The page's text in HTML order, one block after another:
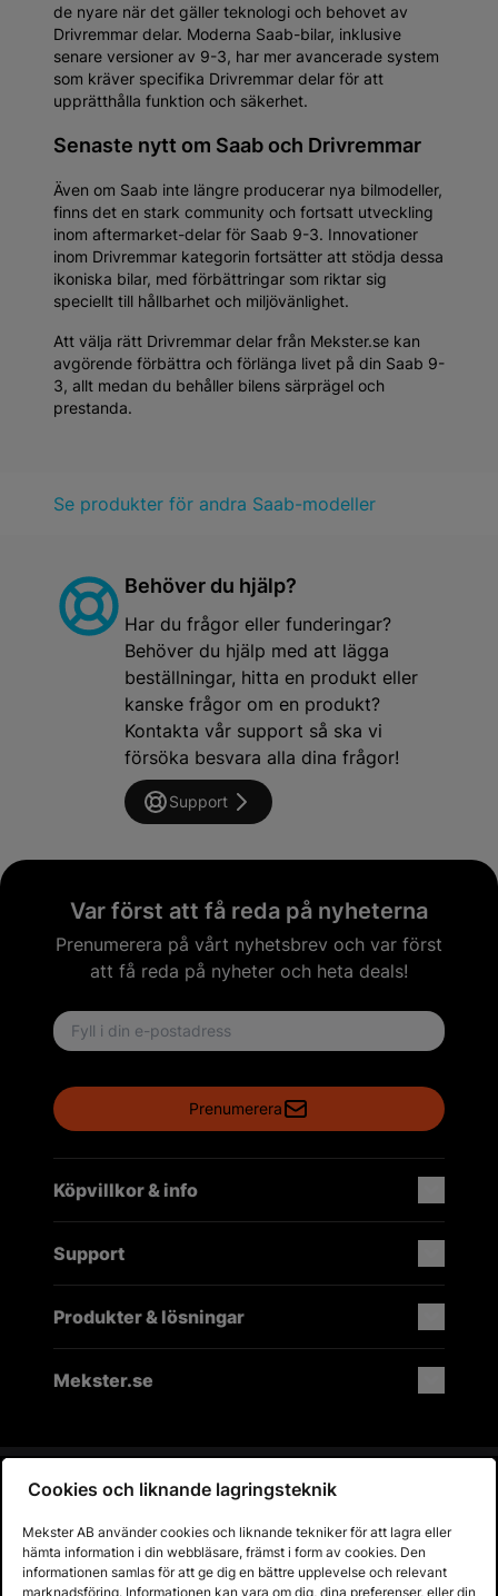
de nyare när det gäller teknologi och behovet av
Drivremmar delar. Moderna Saab-bilar, inklusive
senare versioner av 9-3, har mer avancerade system
som kräver specifika Drivremmar delar för att
upprätthålla funktion och säkerhet.
Senaste nytt om Saab och Drivremmar
Även om Saab inte längre producerar nya bilmodeller,
finns det en stark community och fortsatt utveckling
inom aftermarket-delar för Saab 9-3. Innovationer
inom Drivremmar kategorin fortsätter att stödja dessa
ikoniska bilar, med förbättringar som riktar sig
speciellt till hållbarhet och miljövänlighet.
Att välja rätt Drivremmar delar från Mekster.se kan
avgörende förbättra och förlänga livet på din Saab 9-
3, allt medan du behåller bilens särprägel och
prestanda.
Se produkter för andra Saab-modeller
Behöver du hjälp?
Har du frågor eller funderingar?
Behöver du hjälp med att lägga
beställningar, hitta en produkt eller
kanske frågor om en produkt?
Kontakta vår support så ska vi
försöka besvara alla dina frågor!
Support
Var först att få reda på nyheterna
Prenumerera på vårt nyhetsbrev och var först
att få reda på nyheter och heta deals!
Email address
Prenumerera
Köpvillkor & info
Support
Produkter & lösningar
Mekster.se
Prisgaranti på reservdelar
60 dagars öppet köp
Fria returer
Cookies och liknande lagringsteknik
Mekster AB använder cookies och liknande tekniker för att lagra eller
hämta information i din webbläsare, främst i form av cookies. Den
informationen samlas för att ge dig en bättre upplevelse och relevant
marknadsföring. Informationen kan vara om dig, dina preferenser, eller din